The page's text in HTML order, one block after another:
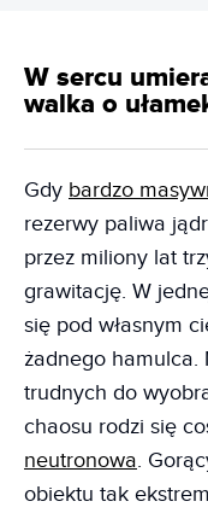
W sercu
walka o
Gdy bardzo
rezerwy paliwa
przez miliony lat
grawitację. W
się pod własnym
żadnego hamulca.
trudnych do
chaosu rodzi się
neutronowa.
obiektu tak